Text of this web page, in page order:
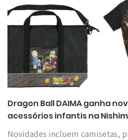
Dragon Ball DAIMA ganha
acessórios infantis na
Novidades incluem camisetas,